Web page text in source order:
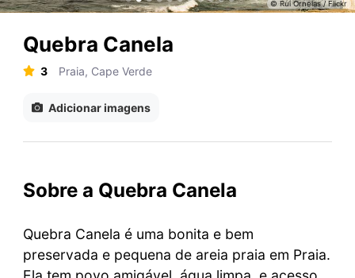
Quebra Canela
3 Praia, Cape Verde
Adicionar imagens
Sobre a Quebra Canela
Quebra Canela é uma bonita e bem
preservada e pequena de areia praia em Praia.